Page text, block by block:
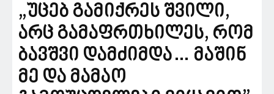
„უცებ გამიქრეს შვილი,
არც გამაფრთხილეს, რომ
ბავშვი დამძიმდა… მაშინ
მე და მამაო